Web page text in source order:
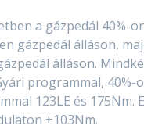
a gázpedál 40%-
gázpedál álláson,
álláson.
programmal, 40%-
123LE és 175Nm.
+103Nm.